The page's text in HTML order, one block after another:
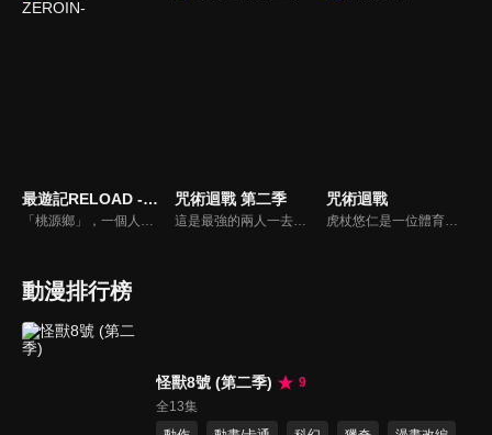
最遊記RELOAD -ZEROIN-
「桃源鄉」，一個人與妖怪、科學與妖術共存的安穩大陸。在牛魔王復活實驗發出的負面波動的影響下，妖怪們突然失控，破壞了這塊淨土的平衡。天界的觀世音菩薩遂命令玄奘三藏阻止牛魔王復活實驗，三藏於是帶著孫悟空、沙悟淨、豬八戒朝西域天竺前進。
咒術迴戰 第二季
這是最強的兩人一去不復返的青春。 2018年6月，虎杖悠仁讓兩面宿儺寄宿於自身體內。 2017年12月，乙骨憂太解開祈本里香的詛咒。 然後時光一路回溯至2006年春天。高專時代的五條悟與夏油傑。 身為表現活躍的咒術師並所向無敵的兩人，接到來自擁有不死術式的咒術界關鍵──天元的委託。
咒術迴戰
虎杖悠仁是一位體育萬能的高中生，某天他為了從「咒物」危機中解救學長姊，而吞下了詛咒的手指，讓「宿儺」這種詛咒跟自己合而為一。為了實現爺爺要他「助人」的遺言，虎杖將會繼續與「詛咒」奮鬥下去。
動漫排行榜
怪獸8號 (第二季)
9
全13集